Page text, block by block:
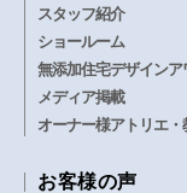
スタッフ紹介
ショールーム
無添加住宅デザインア
メディア掲載
オーナー様アトリエ・
お客様の声